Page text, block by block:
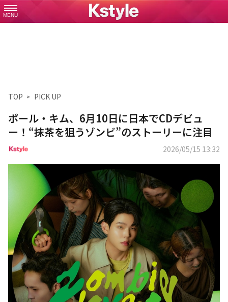
MENU
TOP PICK UP
ポール・キム、6月10日に日本でCDデビュ
ー！“抹茶を狙うゾンビ”のストーリーに注目
2026/05/15 13:32